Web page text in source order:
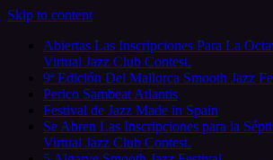
Skip to content
Abiertas Las Inscripciones Para La
Virtual Jazz Club Contest.
9ª Edición Del Mallorca Smooth Jazz
Perico Sambeat Atlantis
Festival de Jazz Made in Spain
Se Abren Las Inscripciones para la
Virtual Jazz Club Contest.